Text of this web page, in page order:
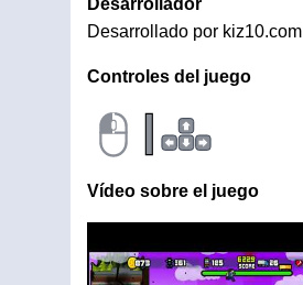
Desarrollador
Desarrollado por kiz10.com
Controles del juego
|
Vídeo sobre el juego